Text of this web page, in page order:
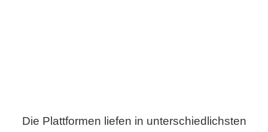
Die Plattformen liefen in unterschiedlichsten